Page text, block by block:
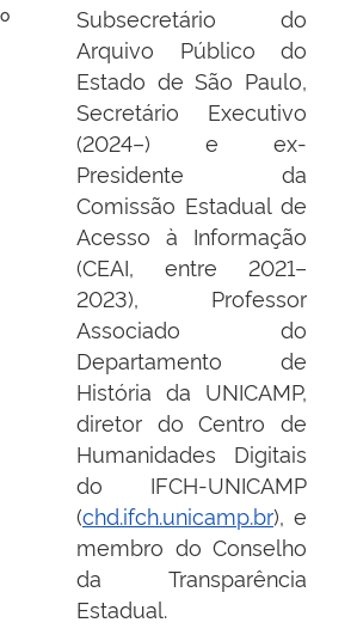
Subsecretário do
Arquivo Público do
Estado de São Paulo,
Secretário Executivo
(2024–) e ex-
Presidente da
Comissão Estadual de
Acesso à Informação
(CEAI, entre 2021–
2023), Professor
Associado do
Departamento de
História da UNICAMP,
diretor do Centro de
Humanidades Digitais
do IFCH-UNICAMP
(chd.ifch.unicamp.br), e
membro do Conselho
da Transparência
Estadual.